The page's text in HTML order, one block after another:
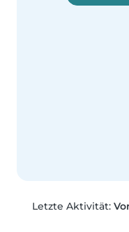
Letzte Aktivität: